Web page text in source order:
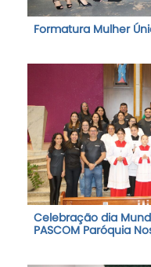
Formatura Mulher
Celebração dia
PASCOM Paróquia